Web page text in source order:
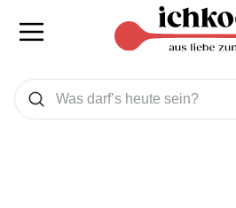
Was wollen Sie suchen
Suchen